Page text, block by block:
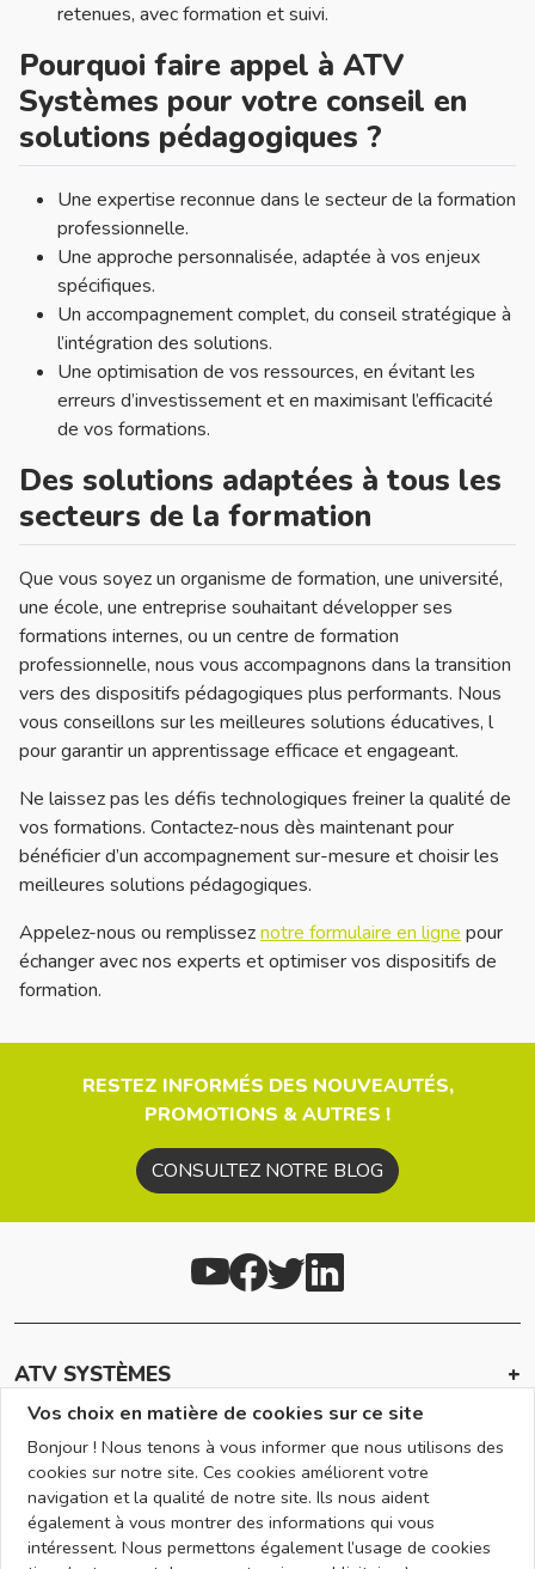
retenues, avec formation et suivi.
Pourquoi faire appel à ATV
Systèmes pour votre conseil en
solutions pédagogiques ?
Une expertise reconnue dans le secteur de la formation
professionnelle.
Une approche personnalisée, adaptée à vos enjeux
spécifiques.
Un accompagnement complet, du conseil stratégique à
l’intégration des solutions.
Une optimisation de vos ressources, en évitant les
erreurs d’investissement et en maximisant l’efficacité
de vos formations.
Des solutions adaptées à tous les
secteurs de la formation
Que vous soyez un organisme de formation, une université,
une école, une entreprise souhaitant développer ses
formations internes, ou un centre de formation
professionnelle, nous vous accompagnons dans la transition
vers des dispositifs pédagogiques plus performants. Nous
vous conseillons sur les meilleures solutions éducatives, l
pour garantir un apprentissage efficace et engageant.
Ne laissez pas les défis technologiques freiner la qualité de
vos formations. Contactez-nous dès maintenant pour
bénéficier d’un accompagnement sur-mesure et choisir les
meilleures solutions pédagogiques.
Appelez-nous ou remplisseznotre formulaire en ligne pour
échanger avec nos experts et optimiser vos dispositifs de
formation.
RESTEZ INFORMÉS DES NOUVEAUTÉS,
PROMOTIONS & AUTRES !
CONSULTEZ NOTRE BLOG
ATV SYSTÈMES
INFOS
EN SAVOIR +
RÉSEAU
Vos choix en matière de cookies sur ce site
Bonjour ! Nous tenons à vous informer que nous utilisons des
cookies sur notre site. Ces cookies améliorent votre
navigation et la qualité de notre site. Ils nous aident
également à vous montrer des informations qui vous
intéressent. Nous permettons également l’usage de cookies